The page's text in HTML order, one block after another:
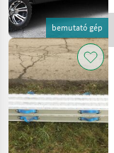
bemutató gép